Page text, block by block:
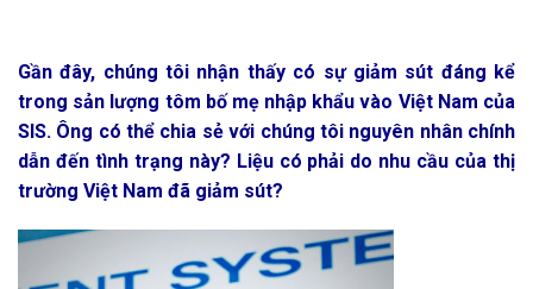
Gần đây, chúng tôi nhận thấy có sự giảm sút đáng kể
trong sản lượng tôm bố mẹ nhập khẩu vào Việt Nam của
SIS. Ông có thể chia sẻ với chúng tôi nguyên nhân chính
dẫn đến tình trạng này? Liệu có phải do nhu cầu của thị
trường Việt Nam đã giảm sút?